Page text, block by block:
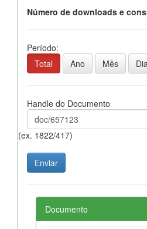
Número de downloads e
Período:
Total
Ano Mês Dia
Handle do Documento
(ex. 1822/417)
Documento